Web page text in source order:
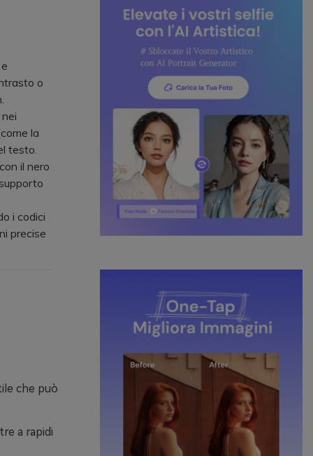
o
la
testo.
il nero
i codici
precise
che può
a rapidi